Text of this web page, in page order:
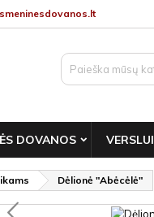
DOVANOS VERSLUI
Dėlionė "Abėcėlė"